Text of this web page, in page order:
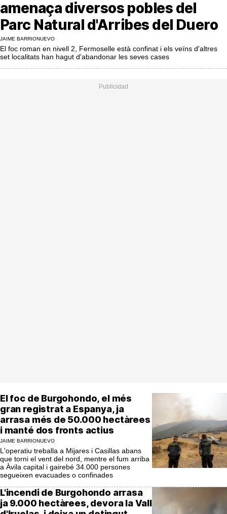
MésQueSuccessos
MésQueMercats
JudiciExprés
INVESTIGACIÓ
amenaça diversos pobles del
Parc Natural d'Arribes del Duero
JAIME BARRIONUEVO
El foc roman en nivell 2, Fermoselle està confinat i els veïns d'altres
set localitats han hagut d'abandonar les seves cases
El foc de Burgohondo, el més
gran registrat a Espanya, ja
arrasa més de 50.000 hectàrees
i manté dos fronts actius
JAIME BARRIONUEVO
L'operatiu treballa a Mijares i Casillas abans
que torni el vent del nord, mentre el fum arriba
a Àvila capital i gairebé 34.000 persones
segueixen evacuades o confinades
L'incendi de Burgohondo arrasa
ja 9.000 hectàrees, devora la Vall